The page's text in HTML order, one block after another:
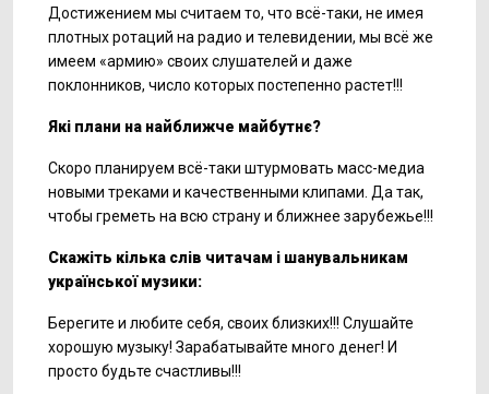
Достижением мы считаем то, что всё-таки, не имея
плотных ротаций на радио и телевидении, мы всё же
имеем «армию» своих слушателей и даже
поклонников, число которых постепенно растет!!!
Які плани на найближче майбутнє?
Скоро планируем всё-таки штурмовать масс-медиа
новыми треками и качественными клипами. Да так,
чтобы греметь на всю страну и ближнее зарубежье!!!
Скажіть кілька слів читачам і шанувальникам
української музики:
Берегите и любите себя, своих близких!!! Слушайте
хорошую музыку! Зарабатывайте много денег! И
просто будьте счастливы!!!